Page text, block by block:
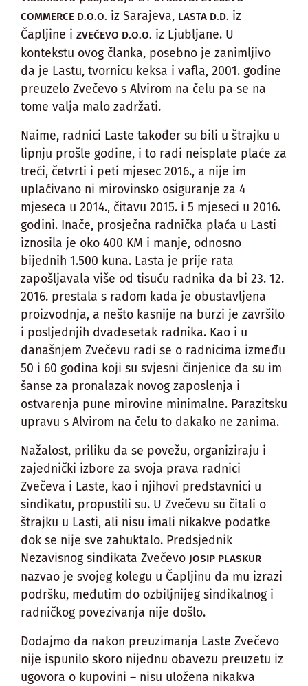
COMMERCE D.O.O. iz Sarajeva, LASTA D.D. iz
Čapljine i ZVEČEVO D.O.O. iz Ljubljane. U
kontekstu ovog članka, posebno je zanimljivo
da je Lastu, tvornicu keksa i vafla, 2001. godine
preuzelo Zvečevo s Alvirom na čelu pa se na
tome valja malo zadržati.
Naime, radnici Laste također su bili u štrajku u
lipnju prošle godine, i to radi neisplate plaće za
treći, četvrti i peti mjesec 2016., a nije im
uplaćivano ni mirovinsko osiguranje za 4
mjeseca u 2014., čitavu 2015. i 5 mjeseci u 2016.
godini. Inače, prosječna radnička plaća u Lasti
iznosila je oko 400 KM i manje, odnosno
bijednih 1.500 kuna. Lasta je prije rata
zapošljavala više od tisuću radnika da bi 23. 12.
2016. prestala s radom kada je obustavljena
proizvodnja, a nešto kasnije na burzi je završilo
i posljednjih dvadesetak radnika. Kao i u
današnjem Zvečevu radi se o radnicima između
50 i 60 godina koji su svjesni činjenice da su im
šanse za pronalazak novog zaposlenja i
ostvarenja pune mirovine minimalne. Parazitsku
upravu s Alvirom na čelu to dakako ne zanima.
Nažalost, priliku da se povežu, organiziraju i
zajednički izbore za svoja prava radnici
Zvečeva i Laste, kao i njihovi predstavnici u
sindikatu, propustili su. U Zvečevu su čitali o
štrajku u Lasti, ali nisu imali nikakve podatke
dok se nije sve zahuktalo. Predsjednik
Nezavisnog sindikata Zvečevo JOSIP PLASKUR
nazvao je svojeg kolegu u Čapljinu da mu izrazi
podršku, međutim do ozbiljnijeg sindikalnog i
radničkog povezivanja nije došlo.
Dodajmo da nakon preuzimanja Laste Zvečevo
nije ispunilo skoro nijednu obavezu preuzetu iz
ugovora o kupovini – nisu uložena nikakva